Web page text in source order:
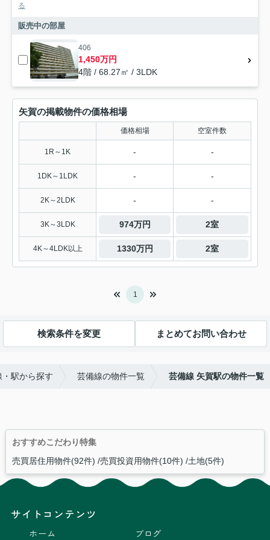
る
販売中の部屋
406
1,450万円
4階 / 68.27㎡ / 3LDK
矢賀の掲載物件の価格相場
価格相場 空室件数
1R～1K - -
1DK～1LDK - -
2K～2LDK - -
3K～3LDK 974万円 2室
4K～4LDK以上 1330万円 2室
1
検索条件を変更 まとめてお問い合わせ
・駅から探す 芸備線の物件一覧 芸備線 矢賀駅の物件一覧
おすすめこだわり特集
売買居住用物件(92件) 売買投資用物件(10件) 土地(5件)
サイトコンテンツ
ホーム
ブログ